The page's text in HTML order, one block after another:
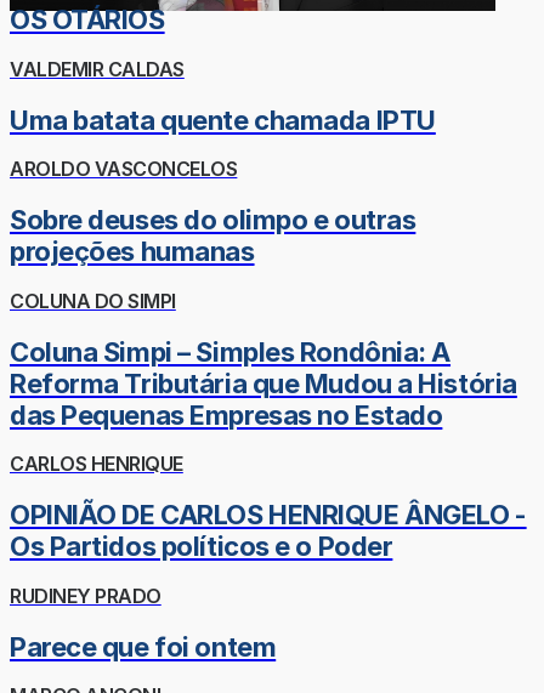
OS OTÁRIOS
VALDEMIR CALDAS
Uma batata quente chamada IPTU
AROLDO VASCONCELOS
Sobre deuses do olimpo e outras
projeções humanas
COLUNA DO SIMPI
Coluna Simpi – Simples Rondônia: A
Reforma Tributária que Mudou a História
das Pequenas Empresas no Estado
CARLOS HENRIQUE
OPINIÃO DE CARLOS HENRIQUE ÂNGELO -
Os Partidos políticos e o Poder
RUDINEY PRADO
Parece que foi ontem